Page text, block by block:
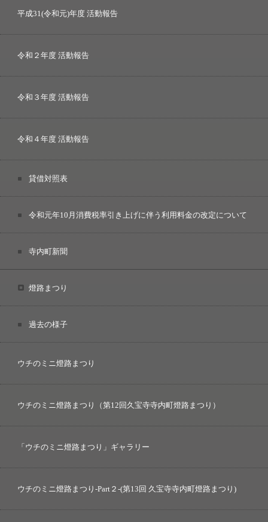
平成31(令和元)年度 活動報告
令和２年度 活動報告
令和３年度 活動報告
令和４年度 活動報告
貸借対照表
令和元年10月消費税率引き上げに伴う利用料金の改定について
寺内町新聞
燈路まつり
過去の様子
ウチのミニ燈路まつり
ウチのミニ燈路まつり（第12回久宝寺寺内町燈路まつり）
「ウチのミニ燈路まつり」ギャラリー
ウチのミニ燈路まつり-Part２-(第13回 久宝寺寺内町燈路まつり)